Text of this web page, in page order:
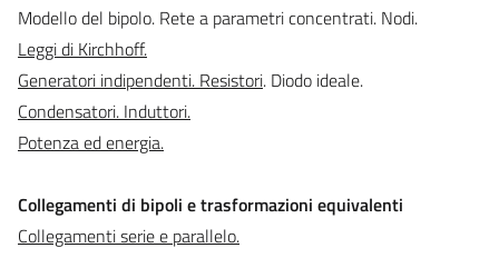
Modello del bipolo. Rete a parametri concentrati. Nodi.
Leggi di Kirchhoff.
Generatori indipendenti. Resistori. Diodo ideale.
Condensatori. Induttori.
Potenza ed energia.
Collegamenti di bipoli e trasformazioni equivalenti
Collegamenti serie e parallelo.